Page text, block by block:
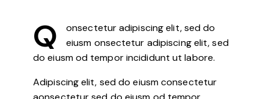
Q
onsectetur adipiscing elit, sed do
eiusm onsectetur adipiscing elit, sed
do eiusm od tempor incididunt ut labore.
Adipiscing elit, sed do eiusm consectetur